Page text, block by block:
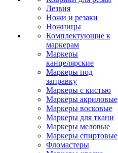
Лезвия
Ножи и резаки
Ножницы
Комплектующие к
маркерам
Маркеры
канцелярские
Маркеры под
заправку
Маркеры с кистью
Маркеры акриловые
Маркеры восковые
Маркеры для ткани
Маркеры меловые
Маркеры спиртовые
Фломастеры